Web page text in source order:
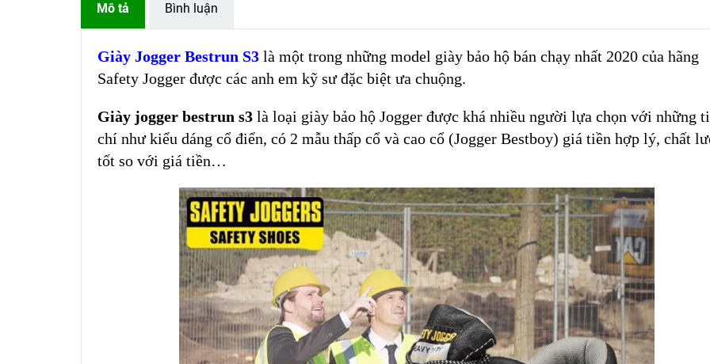
Mô tả Bình luận
Giày Jogger Bestrun S3 là một trong những model giày bảo hộ bán chạy nhất 2020 của hãng
Safety Jogger được các anh em kỹ sư đặc biệt ưa chuộng.
Giày jogger bestrun s3 là loại giày bảo hộ Jogger được khá nhiều người lựa chọn với những
chí như kiểu dáng cổ điển, có 2 mẫu thấp cổ và cao cổ (Jogger Bestboy) giá tiền hợp lý, chất
tốt so với giá tiền…